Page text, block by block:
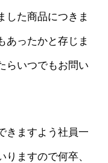
した商品につきま
あったかと存じま
らいつでもお問い
きますよう社員一
りますので何卒、